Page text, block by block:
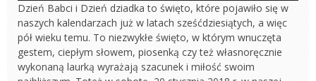
Dzień Babci i Dzień dziadka to święto, które pojawiło się w
naszych kalendarzach już w latach sześćdziesiątych, a więc
pół wieku temu. To niezwykłe święto, w którym wnuczęta
gestem, ciepłym słowem, piosenką czy też własnoręcznie
wykonaną laurką wyrażają szacunek i miłość swoim